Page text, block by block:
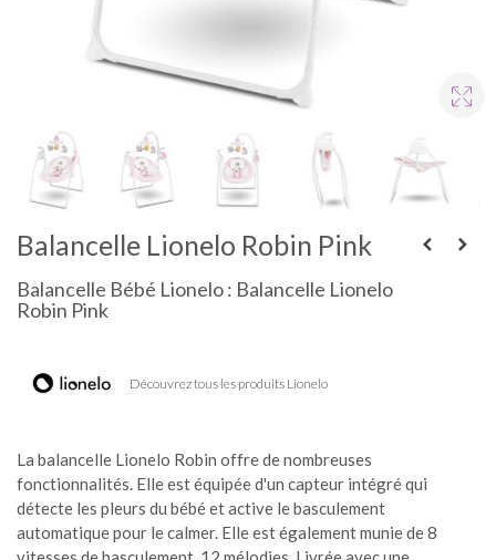
Balancelle Lionelo Robin Pink
Balancelle Bébé Lionelo : Balancelle Lionelo
Robin Pink
Découvrez tous les produits Lionelo
La balancelle Lionelo Robin offre de nombreuses
fonctionnalités. Elle est équipée d'un capteur intégré qui
détecte les pleurs du bébé et active le basculement
automatique pour le calmer. Elle est également munie de 8